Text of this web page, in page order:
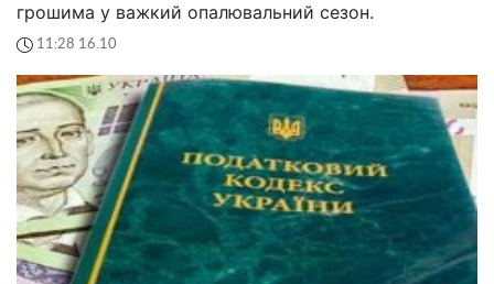
грошима у важкий опалювальний сезон.
11:28 16.10